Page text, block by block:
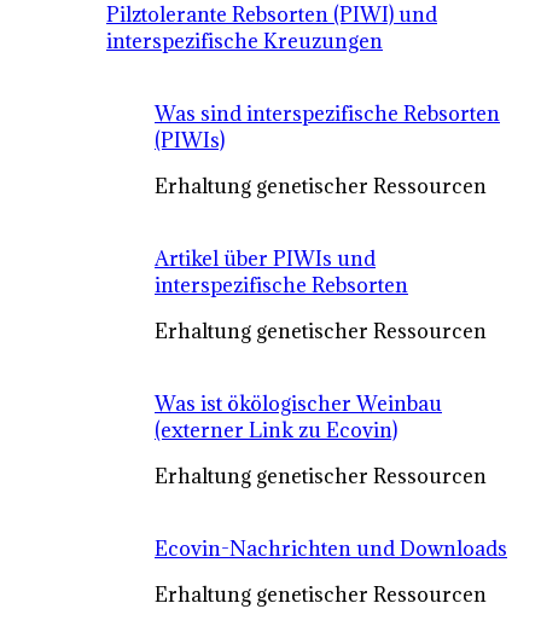
Pilztolerante Rebsorten (PIWI) und
interspezifische Kreuzungen
Was sind interspezifische Rebsorten
(PIWIs)
Erhaltung genetischer Ressourcen
Artikel über PIWIs und
interspezifische Rebsorten
Erhaltung genetischer Ressourcen
Was ist ökölogischer Weinbau
(externer Link zu Ecovin)
Erhaltung genetischer Ressourcen
Ecovin-Nachrichten und Downloads
Erhaltung genetischer Ressourcen